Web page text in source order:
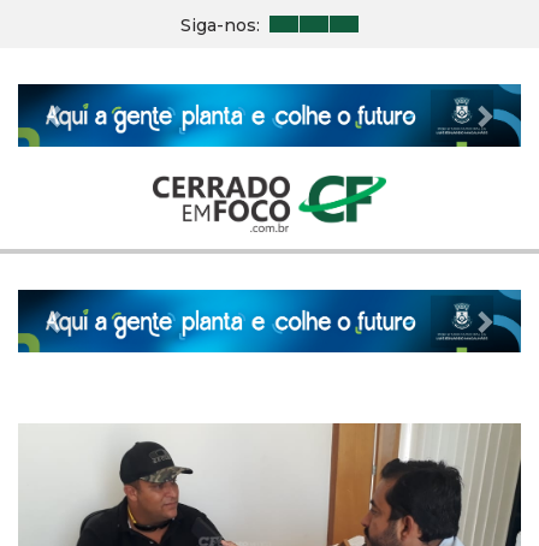
Siga-nos:
Previous Next
Previous Next